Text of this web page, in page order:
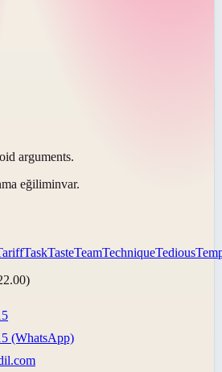
arguments.
eğiliminvar.
TaskTasteTeamTechniqueTedious
(WhatsApp)